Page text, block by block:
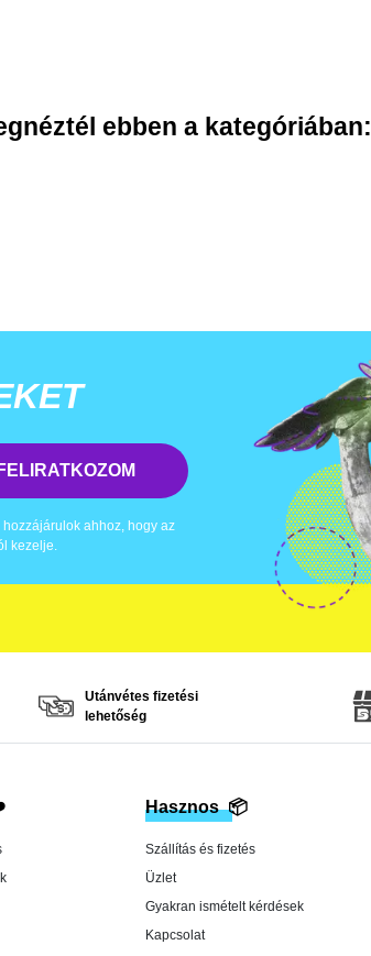
ebben a kategóriában:
FELIRATKOZOM
ahhoz, hogy az
kezelje.
Utánvétes fizetési
lehetőség
Hasznos 📦
Szállítás és fizetés
Üzlet
Gyakran ismételt kérdések
Kapcsolat